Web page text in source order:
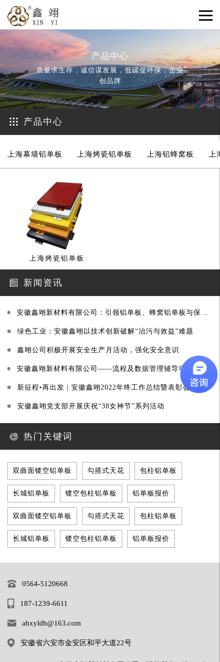
产品中心
质量求生存，诚信谋发展，低碳促环保，企业
创品牌
产品中心
上海幕墙铝单板 上海烤瓷铝单板 上海铝蜂窝板 上
上海烤瓷铝单板
新闻资讯
绿色工业：安徽鑫翊以技术创新破解“治污与效益”难题
鑫翊公司积极开展安全生产月活动，强化安全意识
安徽鑫翊新材料有限公司——流程及数据管理辅导项目启动大会圆满召开
新征程•再出发 | 安徽鑫翊2022年终工作总结暨表彰会纪实
安徽鑫翊党支部开展庆祝“38女神节”系列活动
热门关键词
双曲面镂空铝单板 勾搭式天花 包柱铝单板
长城铝单板 镂空包柱铝单板 铝单板报价
双曲面镂空铝单板 勾搭式天花 包柱铝单板
长城铝单板 镂空包柱铝单板 铝单板报价
0564-5120668
187-1239-6611
ahxyldb@163.com
安徽省六安市金安区和平大道22号